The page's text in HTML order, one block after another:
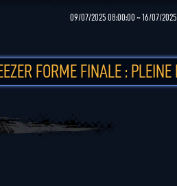
09/07/2025 08:00:00 ~ 16/07/
FORME FINALE : PLEINE